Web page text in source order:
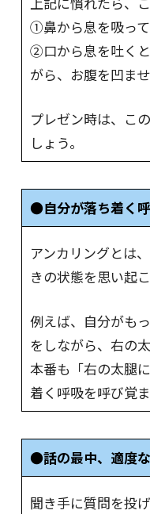
①鼻から息を吸って
②口から息を吐く
がら、お腹を凹ませ
プレゼン時は、こ
しょう。
●自分が落ち着く
アンカリングとは
きの状態を思い起
例えば、自分がも
をしながら、右の
本番も「右の太腿
着く呼吸を呼び覚
●話の最中、適度
聞き手に質問を投